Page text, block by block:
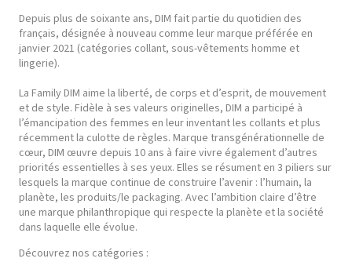
Depuis plus de soixante ans, DIM fait partie du quotidien des
français, désignée à nouveau comme leur marque préférée en
janvier 2021 (catégories collant, sous-vêtements homme et
lingerie).
La Family DIM aime la liberté, de corps et d’esprit, de mouvement
et de style. Fidèle à ses valeurs originelles, DIM a participé à
l’émancipation des femmes en leur inventant les collants et plus
récemment la culotte de règles. Marque transgénérationnelle de
cœur, DIM œuvre depuis 10 ans à faire vivre également d’autres
priorités essentielles à ses yeux. Elles se résument en 3 piliers sur
lesquels la marque continue de construire l’avenir : l’humain, la
planète, les produits/le packaging. Avec l’ambition claire d’être
une marque philanthropique qui respecte la planète et la société
dans laquelle elle évolue.
Découvrez nos catégories :